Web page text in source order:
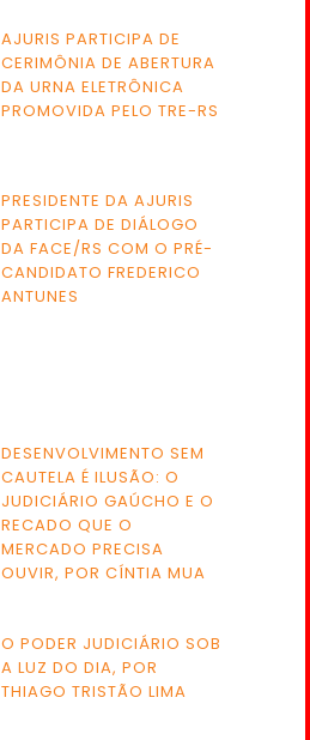
AJURIS PARTICIPA DE
CERIMÔNIA DE ABERTURA
DA URNA ELETRÔNICA
PROMOVIDA PELO TRE-RS
PRESIDENTE DA AJURIS
PARTICIPA DE DIÁLOGO
DA FACE/RS COM O PRÉ-
CANDIDATO FREDERICO
ANTUNES
DESENVOLVIMENTO SEM
CAUTELA É ILUSÃO: O
JUDICIÁRIO GAÚCHO E O
RECADO QUE O
MERCADO PRECISA
OUVIR, POR CÍNTIA MUA
O PODER JUDICIÁRIO SOB
A LUZ DO DIA, POR
THIAGO TRISTÃO LIMA